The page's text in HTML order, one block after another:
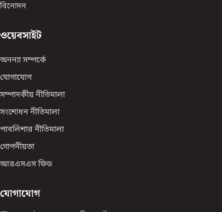
বিনোদন
ওয়েবসাইট
অনন্যা সম্পর্কে
যোগাযোগ
সম্পাদকীয় নীতিমালা
সংশোধন নীতিমালা
পাবলিশার নীতিমালা
গোপনীয়তা
আরএসএস ফিড
যোগাযোগ